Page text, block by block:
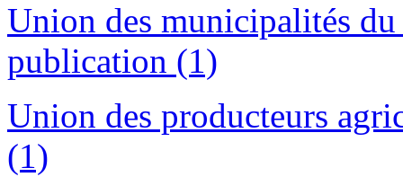
Union des municipalités du
publication (1)
Union des producteurs
(1)